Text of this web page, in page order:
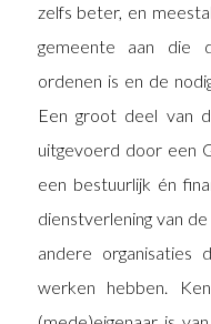
zelfs beter, en
gemeente aan die
ordenen is en de
Een groot deel van
uitgevoerd door een
een bestuurlijk én
dienstverlening van
andere organisaties
werken hebben.